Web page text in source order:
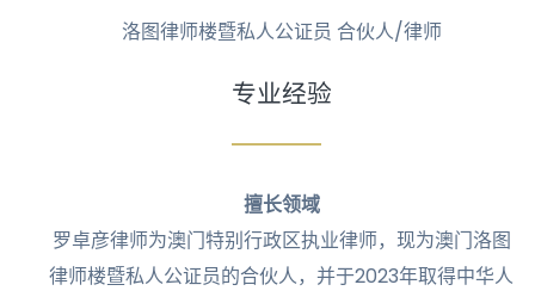
洛图律师楼暨私人公证员 合伙人/律师
专业经验
擅长领域
罗卓彦律师为澳门特别行政区执业律师，现为澳门洛图
律师楼暨私人公证员的合伙人，并于2023年取得中华人